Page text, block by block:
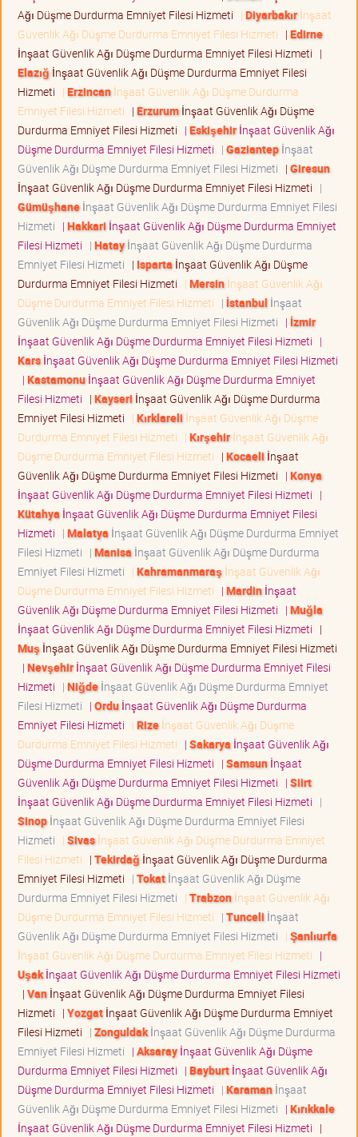
Ağı Düşme Durdurma Emniyet Filesi Hizmeti | Diyarbakırİnşaat
Güvenlik Ağı Düşme Durdurma Emniyet Filesi Hizmeti | Edirne
İnşaat Güvenlik Ağı Düşme Durdurma Emniyet Filesi Hizmeti |
Elazığ İnşaat Güvenlik Ağı Düşme Durdurma Emniyet Filesi
Hizmeti | Erzincanİnşaat Güvenlik Ağı Düşme Durdurma
Emniyet Filesi Hizmeti | Erzurumİnşaat Güvenlik Ağı Düşme
Durdurma Emniyet Filesi Hizmeti | Eskişehirİnşaat Güvenlik Ağı
Düşme Durdurma Emniyet Filesi Hizmeti | Gaziantepİnşaat
Güvenlik Ağı Düşme Durdurma Emniyet Filesi Hizmeti | Giresun
İnşaat Güvenlik Ağı Düşme Durdurma Emniyet Filesi Hizmeti |
Gümüşhaneİnşaat Güvenlik Ağı Düşme Durdurma Emniyet Filesi
Hizmeti | Hakkari İnşaat Güvenlik Ağı Düşme Durdurma Emniyet
Filesi Hizmeti | Hatayİnşaat Güvenlik Ağı Düşme Durdurma
Emniyet Filesi Hizmeti | Isparta İnşaat Güvenlik Ağı Düşme
Durdurma Emniyet Filesi Hizmeti | Mersinİnşaat Güvenlik Ağı
Düşme Durdurma Emniyet Filesi Hizmeti | İstanbul İnşaat
Güvenlik Ağı Düşme Durdurma Emniyet Filesi Hizmeti | İzmir
İnşaat Güvenlik Ağı Düşme Durdurma Emniyet Filesi Hizmeti |
Karsİnşaat Güvenlik Ağı Düşme Durdurma Emniyet Filesi Hizmeti
| Kastamonuİnşaat Güvenlik Ağı Düşme Durdurma Emniyet
Filesi Hizmeti | Kayseri İnşaat Güvenlik Ağı Düşme Durdurma
Emniyet Filesi Hizmeti | Kırklareli İnşaat Güvenlik Ağı Düşme
Durdurma Emniyet Filesi Hizmeti | Kırşehirİnşaat Güvenlik Ağı
Düşme Durdurma Emniyet Filesi Hizmeti | Kocaeli İnşaat
Güvenlik Ağı Düşme Durdurma Emniyet Filesi Hizmeti | Konya
İnşaat Güvenlik Ağı Düşme Durdurma Emniyet Filesi Hizmeti |
Kütahya İnşaat Güvenlik Ağı Düşme Durdurma Emniyet Filesi
Hizmeti | Malatya İnşaat Güvenlik Ağı Düşme Durdurma Emniyet
Filesi Hizmeti | Manisa İnşaat Güvenlik Ağı Düşme Durdurma
Emniyet Filesi Hizmeti | Kahramanmaraş İnşaat Güvenlik Ağı
Düşme Durdurma Emniyet Filesi Hizmeti | Mardinİnşaat
Güvenlik Ağı Düşme Durdurma Emniyet Filesi Hizmeti | Muğla
İnşaat Güvenlik Ağı Düşme Durdurma Emniyet Filesi Hizmeti |
Muş İnşaat Güvenlik Ağı Düşme Durdurma Emniyet Filesi Hizmeti
| Nevşehirİnşaat Güvenlik Ağı Düşme Durdurma Emniyet Filesi
Hizmeti | Niğdeİnşaat Güvenlik Ağı Düşme Durdurma Emniyet
Filesi Hizmeti | Orduİnşaat Güvenlik Ağı Düşme Durdurma
Emniyet Filesi Hizmeti | Rizeİnşaat Güvenlik Ağı Düşme
Durdurma Emniyet Filesi Hizmeti | Sakarya İnşaat Güvenlik Ağı
Düşme Durdurma Emniyet Filesi Hizmeti | Samsunİnşaat
Güvenlik Ağı Düşme Durdurma Emniyet Filesi Hizmeti | Siirt
İnşaat Güvenlik Ağı Düşme Durdurma Emniyet Filesi Hizmeti |
Sinopİnşaat Güvenlik Ağı Düşme Durdurma Emniyet Filesi
Hizmeti | Sivasİnşaat Güvenlik Ağı Düşme Durdurma Emniyet
Filesi Hizmeti | Tekirdağ İnşaat Güvenlik Ağı Düşme Durdurma
Emniyet Filesi Hizmeti | Tokatİnşaat Güvenlik Ağı Düşme
Durdurma Emniyet Filesi Hizmeti | Trabzonİnşaat Güvenlik Ağı
Düşme Durdurma Emniyet Filesi Hizmeti | Tunceli İnşaat
Güvenlik Ağı Düşme Durdurma Emniyet Filesi Hizmeti | Şanlıurfa
İnşaat Güvenlik Ağı Düşme Durdurma Emniyet Filesi Hizmeti |
Uşakİnşaat Güvenlik Ağı Düşme Durdurma Emniyet Filesi Hizmeti
| Vanİnşaat Güvenlik Ağı Düşme Durdurma Emniyet Filesi
Hizmeti | Yozgatİnşaat Güvenlik Ağı Düşme Durdurma Emniyet
Filesi Hizmeti | Zonguldakİnşaat Güvenlik Ağı Düşme Durdurma
Emniyet Filesi Hizmeti | Aksarayİnşaat Güvenlik Ağı Düşme
Durdurma Emniyet Filesi Hizmeti | Bayburtİnşaat Güvenlik Ağı
Düşme Durdurma Emniyet Filesi Hizmeti | Karamanİnşaat
Güvenlik Ağı Düşme Durdurma Emniyet Filesi Hizmeti | Kırıkkale
İnşaat Güvenlik Ağı Düşme Durdurma Emniyet Filesi Hizmeti |